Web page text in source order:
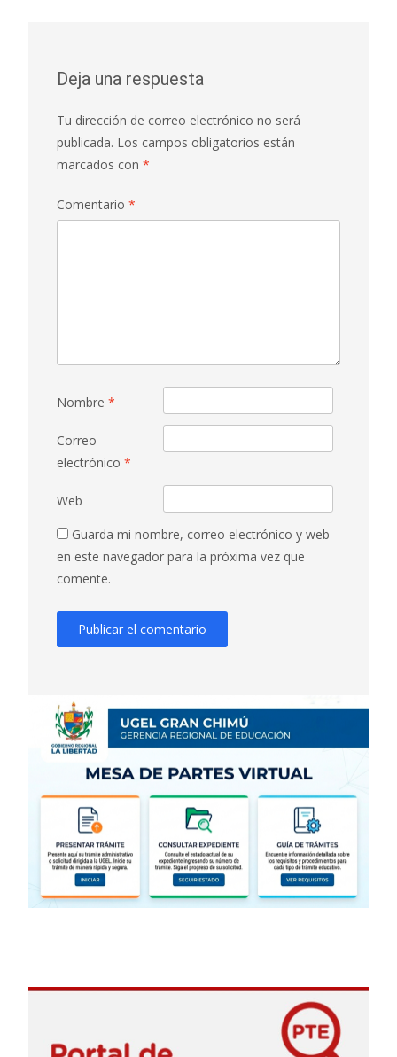
Deja una respuesta
Tu dirección de correo electrónico no será
publicada. Los campos obligatorios están
marcados con *
Comentario *
Nombre *
Correo
electrónico *
Web
Guarda mi nombre, correo electrónico y web
en este navegador para la próxima vez que
comente.